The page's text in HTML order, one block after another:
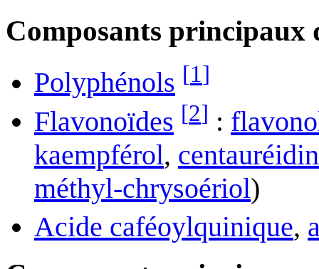
Composants principaux
Polyphénols [1]
Flavonoïdes [2] :
kaempférol,
méthyl-chrysoériol)
Acide caféoylquinique,